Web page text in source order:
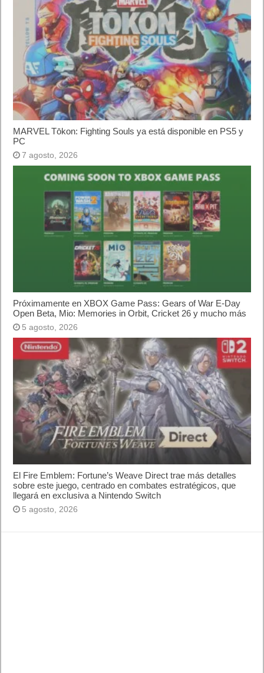
MARVEL Tōkon: Fighting Souls ya está disponible en PS5 y
PC
7 agosto, 2026
Próximamente en XBOX Game Pass: Gears of War E-Day
Open Beta, Mio: Memories in Orbit, Cricket 26 y mucho más
5 agosto, 2026
El Fire Emblem: Fortune’s Weave Direct trae más detalles
sobre este juego, centrado en combates estratégicos, que
llegará en exclusiva a Nintendo Switch
5 agosto, 2026